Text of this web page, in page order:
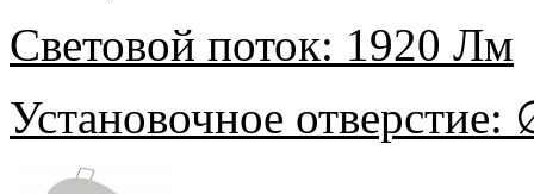
Световой поток: 1920 Лм
Установочное отверстие: